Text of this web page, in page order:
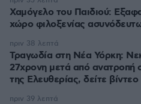
Χαμόγελο του Παιδιού:
χώρο φιλοξενίας
Τραγωδία στη Νέα Υόρκη:
27χρονη μετά από ανατροπή
της Ελευθερίας, δείτε βίντεο
πριν 38 λεπτά
πριν 39 λεπτά